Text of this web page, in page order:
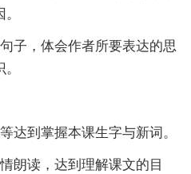
子，体会作者所要表达的思
达到掌握本课生字与新词。
朗读，达到理解课文的目